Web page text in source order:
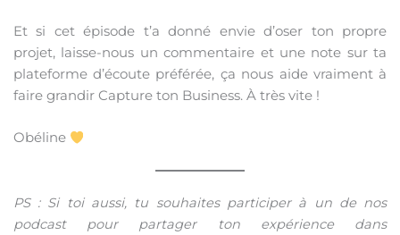
Et si cet épisode t’a donné envie d’oser ton propre
projet, laisse-nous un commentaire et une note sur ta
plateforme d’écoute préférée, ça nous aide vraiment à
faire grandir Capture ton Business. À très vite !
Obéline
PS : Si toi aussi, tu souhaites participer à un de nos
podcast pour partager ton expérience dans